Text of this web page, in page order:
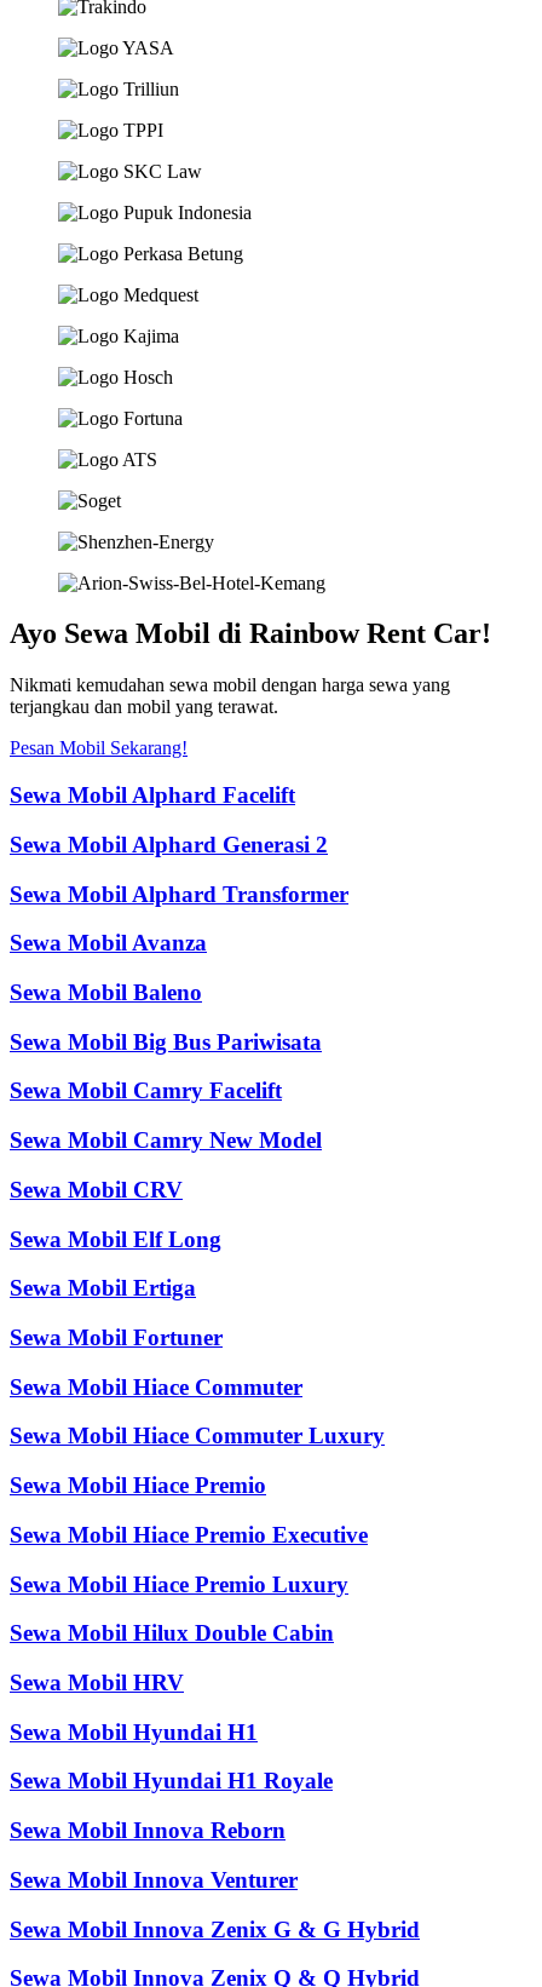
Ayo Sewa Mobil di Rainbow Rent Car!
Nikmati kemudahan sewa mobil dengan harga sewa yang
terjangkau dan mobil yang terawat.
Pesan Mobil Sekarang!
Sewa Mobil Alphard Facelift
Sewa Mobil Alphard Generasi 2
Sewa Mobil Alphard Transformer
Sewa Mobil Avanza
Sewa Mobil Baleno
Sewa Mobil Big Bus Pariwisata
Sewa Mobil Camry Facelift
Sewa Mobil Camry New Model
Sewa Mobil CRV
Sewa Mobil Elf Long
Sewa Mobil Ertiga
Sewa Mobil Fortuner
Sewa Mobil Hiace Commuter
Sewa Mobil Hiace Commuter Luxury
Sewa Mobil Hiace Premio
Sewa Mobil Hiace Premio Executive
Sewa Mobil Hiace Premio Luxury
Sewa Mobil Hilux Double Cabin
Sewa Mobil HRV
Sewa Mobil Hyundai H1
Sewa Mobil Hyundai H1 Royale
Sewa Mobil Innova Reborn
Sewa Mobil Innova Venturer
Sewa Mobil Innova Zenix G & G Hybrid
Sewa Mobil Innova Zenix Q & Q Hybrid